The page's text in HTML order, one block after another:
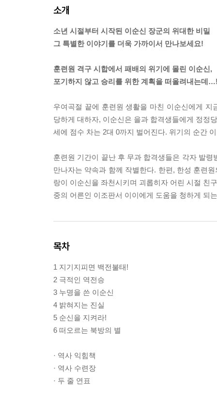
소개
소년 시절부터 시작된 이순신 장군의 위대한 비밀
그 특별한 이야기를 더욱 가까이서 만나보세요!
훈련원 격구 시합에서 패배의 위기에 몰린 이순신,
포기하지 않고 승리를 위한 계획을 떠올려내는데
우여곡절 끝에 훈련원 생활을 마친 이순신에게
당하게 대하자, 이순신은 을과 합격생들에게 정정
세에 점수 차는 2대 0까지 벌어진다. 위기의 순간
훈련원 기간이 끝난 후 무과 합격생들은 각자 발
만나자는 약속과 함께 작별한다. 한편, 한성 훈련
랑이 이순신을 좌천시키며 괴롭히자 어린 시절 친
중의 어른인 이조판서 이이에게 도움을 청하게 되
목차
1 지기지피면 백전불태!
2 극적인 역전승
3 누명을 쓴 이순신
4 밝혀지는 진실
5 순신을 지켜라!
6 떠오르는 북방의 별
· 역사 익힘책
· 역사 수련장
· 두 줄 연표